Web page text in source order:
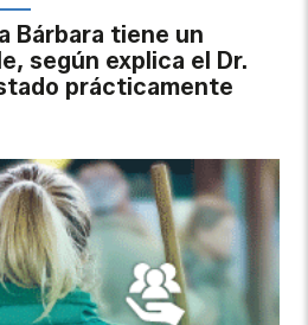
Bárbara tiene un
según explica el Dr.
prácticamente